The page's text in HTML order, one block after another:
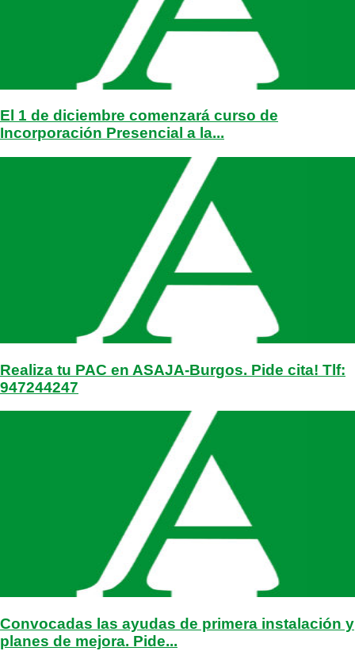
El 1 de diciembre comenzará curso de
Incorporación Presencial a la...
Realiza tu PAC en ASAJA-Burgos. Pide cita! Tlf:
947244247
Convocadas las ayudas de primera instalación y
planes de mejora. Pide...